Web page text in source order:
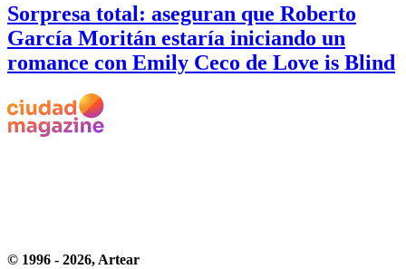
Sorpresa total: aseguran que Roberto
García Moritán estaría iniciando un
romance con Emily Ceco de Love is Blind
© 1996 - 2026, Artear